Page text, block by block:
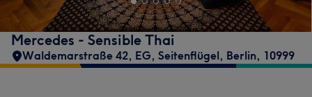
Mercedes - Sensible Thai
Waldemarstraße 42, EG, Seitenflügel, Berlin, 10999